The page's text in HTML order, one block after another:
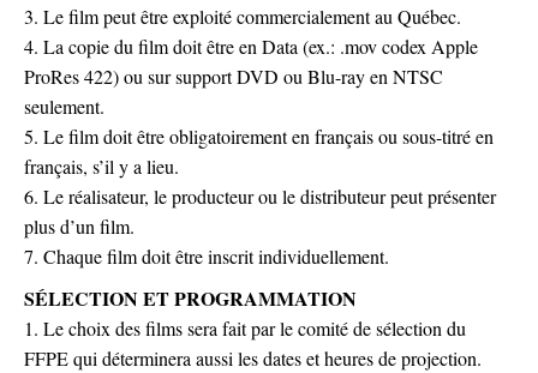
3. Le film peut être exploité commercialement au Québec.
4. La copie du film doit être en Data (ex.: .mov codex Apple
ProRes 422) ou sur support DVD ou Blu-ray en NTSC
seulement.
5. Le film doit être obligatoirement en français ou sous-titré en
français, s’il y a lieu.
6. Le réalisateur, le producteur ou le distributeur peut présenter
plus d’un film.
7. Chaque film doit être inscrit individuellement.
SÉLECTION ET PROGRAMMATION
1. Le choix des films sera fait par le comité de sélection du
FFPE qui déterminera aussi les dates et heures de projection.